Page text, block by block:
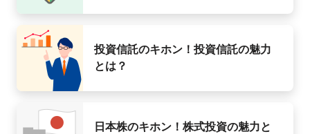
投資信託のキホン！投資信託の魅力
とは？
日本株のキホン！株式投資の魅力と